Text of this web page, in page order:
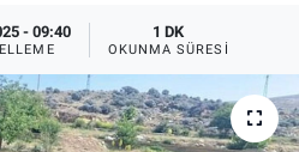
- 09:40 1 DK
OKUNMA SÜRESI